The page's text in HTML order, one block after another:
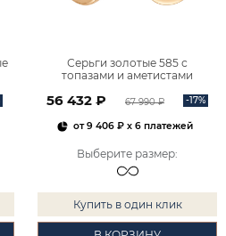
Серьги золотые 585 с
топазами и аметистами
56 432 ₽ 67 990 ₽ -17%
от9 406 ₽x 6 платежей
Выберите размер:
Купить в один клик